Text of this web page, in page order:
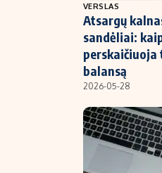
VERSLAS
Atsargų
sandėliai:
balansą
2026-05-28